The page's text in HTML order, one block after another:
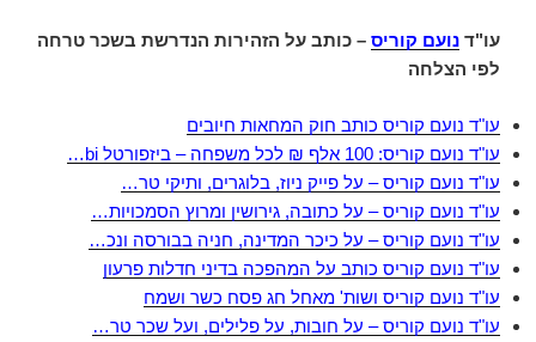
עו"ד נועם קוריס – כותב על הזהירות הנדרשת בשכר טרחה
לפי הצלחה
עו"ד נועם קוריס כותב חוק המחאות חיובים
עו"ד נועם קוריס: 100 אלף ₪ לכל משפחה – ביזפורטל bi…
עו"ד נועם קוריס – על פייק ניוז, בלוגרים, ותיקי טר…
עו"ד נועם קוריס – על כתובה, גירושין ומרוץ הסמכויות…
עו"ד נועם קוריס – על כיכר המדינה, חניה בבורסה ונכ…
עו"ד נועם קוריס כותב על המהפכה בדיני חדלות פרעון
עו"ד נועם קוריס ושות' מאחל חג פסח כשר ושמח
עו"ד נועם קוריס – על חובות, על פלילים, ועל שכר טר…